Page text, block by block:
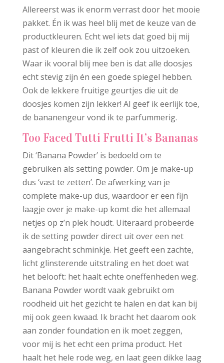
Allereerst was ik enorm verrast door het mooie
pakket. Én ik was heel blij met de keuze van de
productkleuren. Echt wel iets dat goed bij mij
past of kleuren die ik zelf ook zou uitzoeken.
Waar ik vooral blij mee ben is dat alle doosjes
echt stevig zijn én een goede spiegel hebben.
Ook de lekkere fruitige geurtjes die uit de
doosjes komen zijn lekker! Al geef ik eerlijk toe,
de bananengeur vond ik te parfummerig.
Too Faced Tutti Frutti It’s Bananas
Dit ‘Banana Powder’ is bedoeld om te
gebruiken als setting powder. Om je make-up
dus ‘vast te zetten’. De afwerking van je
complete make-up dus, waardoor er een fijn
laagje over je make-up komt die het allemaal
netjes op z’n plek houdt. Uiteraard probeerde
ik de setting powder direct uit over een net
aangebracht schminkje. Het geeft een zachte,
licht glinsterende uitstraling en het doet wat
het belooft: het haalt echte oneffenheden weg.
Banana Powder wordt vaak gebruikt om
roodheid uit het gezicht te halen en dat kan bij
mij ook geen kwaad. Ik bracht het daarom ook
aan zonder foundation en ik moet zeggen,
voor mij is het echt een prima product. Het
haalt het hele rode weg, en laat geen dikke laag